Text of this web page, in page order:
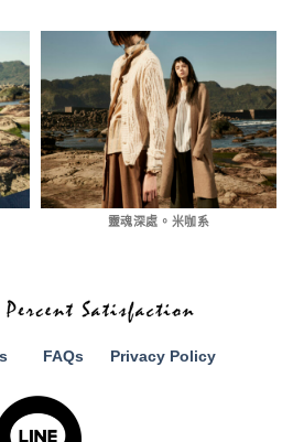
靈魂深處。米咖系
FAQs Privacy Policy